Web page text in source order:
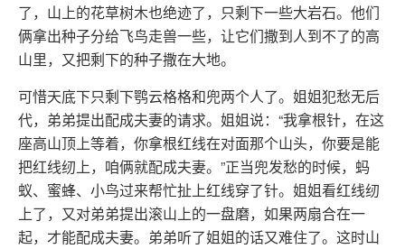
了，山上的花草树木也绝迹了，只剩下一些大岩石。他们
俩拿出种子分给飞鸟走兽一些，让它们撒到人到不了的高
山里，又把剩下的种子撒在大地。
可惜天底下只剩下鹗云格格和兜两个人了。姐姐犯愁无后
代，弟弟提出配成夫妻的请求。姐姐说：“我拿根针，在这
座高山顶上等着，你拿根红线在对面那个山头，你要是能
把红线纫上，咱俩就配成夫妻。”正当兜发愁的时候，蚂
蚁、蜜蜂、小鸟过来帮忙扯上红线穿了针。姐姐看红线纫
上了，又对弟弟提出滚山上的一盘磨，如果两扇合在一
起，才能配成夫妻。弟弟听了姐姐的话又难住了。这时山